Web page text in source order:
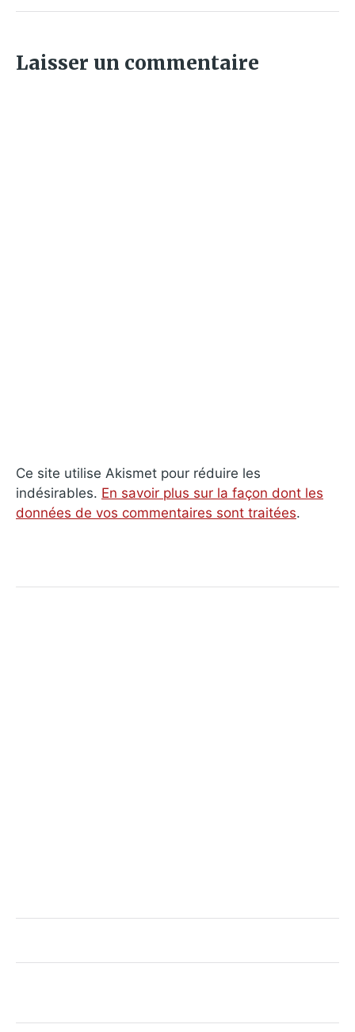
Laisser un commentaire
Ce site utilise Akismet pour réduire les
indésirables. En savoir plus sur la façon dont les
données de vos commentaires sont traitées.